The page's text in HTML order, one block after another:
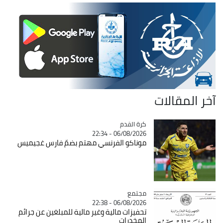
آخر المقالات
Catégorie
كرة القدم
06/08/2026 - 22:34
موناكو الفرنسي مهتم بضمّ فارس غجيميس
Catégorie
مجتمع
06/08/2026 - 22:38
تحفيزات مالية وغير مالية للمبلغين عن جرائم
المخدرات